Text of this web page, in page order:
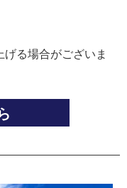
る場合がございま